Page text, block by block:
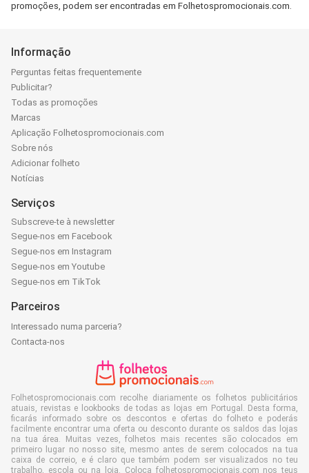
promoções, podem ser encontradas em Folhetospromocionais.com.
Informação
Perguntas feitas frequentemente
Publicitar?
Todas as promoções
Marcas
Aplicação Folhetospromocionais.com
Sobre nós
Adicionar folheto
Notícias
Serviços
Subscreve-te à newsletter
Segue-nos em Facebook
Segue-nos em Instagram
Segue-nos em Youtube
Segue-nos em TikTok
Parceiros
Interessado numa parceria?
Contacta-nos
Folhetospromocionais.com recolhe diariamente os folhetos publicitários
atuais, revistas e lookbooks de todas as lojas em Portugal. Desta forma,
ficarás informado sobre os descontos e ofertas do folheto e poderás
facilmente encontrar uma oferta ou desconto durante os saldos das lojas
na tua área. Muitas vezes, folhetos mais recentes são colocados em
primeiro lugar no nosso site, mesmo antes de serem colocados na tua
caixa de correio, e é claro que também podem ser visualizados no teu
trabalho, escola ou na loja. Coloca folhetospromocionais.com nos teus